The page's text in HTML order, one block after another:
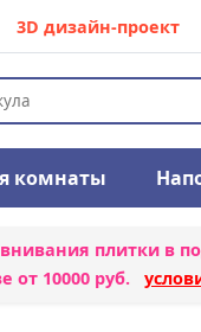
3D дизайн-проект
комнаты
плиткив
от 10000 руб.